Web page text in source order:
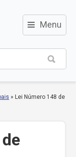
≡ Menu
» Lei Número 148 de